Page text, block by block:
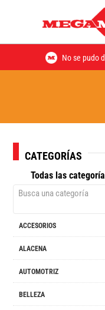
No se pudo
CATEGORÍAS
Todas las
Busca una categoría
ACCESORIOS
ALACENA
AUTOMOTRIZ
BELLEZA